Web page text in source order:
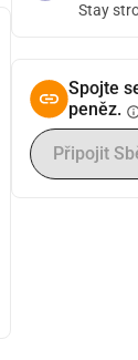
Stay
Spojte
peněz.
Připojit